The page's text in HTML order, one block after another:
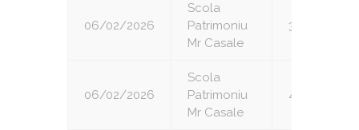
06/02/2026
Scola
Patrimoniu
Mr Casale
3
06/02/2026
Scola
Patrimoniu
Mr Casale
4